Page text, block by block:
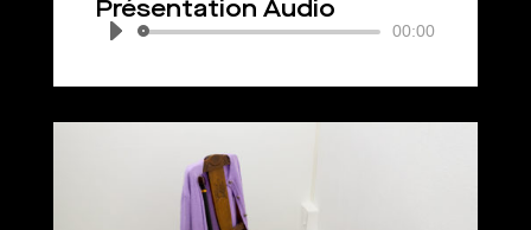
Présentation Audio
Lecteur
00:00